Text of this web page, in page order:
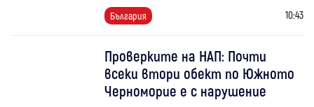
България 10:43
Проверките на НАП: Почти
всеки втори обект по Южното
Черноморие е с нарушение